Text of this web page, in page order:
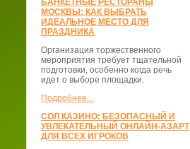
БАНКЕТНЫЕ РЕСТОРАНЫ
МОСКВЫ: КАК ВЫБРАТЬ
ИДЕАЛЬНОЕ МЕСТО ДЛЯ
ПРАЗДНИКА
Организация торжественного
мероприятия требует тщательной
подготовки, особенно когда речь
идет о выборе площадки.
Подробнее...
СОЛ КАЗИНО: БЕЗОПАСНЫЙ И
УВЛЕКАТЕЛЬНЫЙ ОНЛАЙН-АЗАРТ
ДЛЯ ВСЕХ ИГРОКОВ